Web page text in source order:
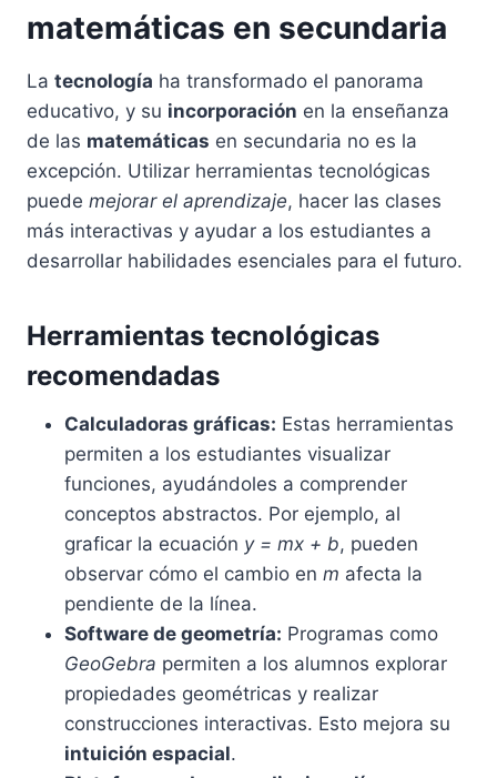
matemáticas en secundaria
La tecnología ha transformado el panorama
educativo, y su incorporación en la enseñanza
de las matemáticas en secundaria no es la
excepción. Utilizar herramientas tecnológicas
puede mejorar el aprendizaje, hacer las clases
más interactivas y ayudar a los estudiantes a
desarrollar habilidades esenciales para el futuro.
Herramientas tecnológicas
recomendadas
Calculadoras gráficas: Estas herramientas
permiten a los estudiantes visualizar
funciones, ayudándoles a comprender
conceptos abstractos. Por ejemplo, al
graficar la ecuación y = mx + b, pueden
observar cómo el cambio en m afecta la
pendiente de la línea.
Software de geometría: Programas como
GeoGebra permiten a los alumnos explorar
propiedades geométricas y realizar
construcciones interactivas. Esto mejora su
intuición espacial.